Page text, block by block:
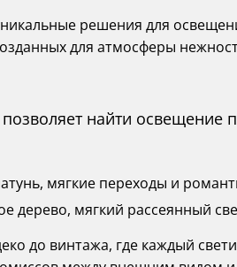
решения для
для атмосферы
позволяет найти
мягкие переходы и
дерево, мягкий рассеянный
до винтажа, где каждый